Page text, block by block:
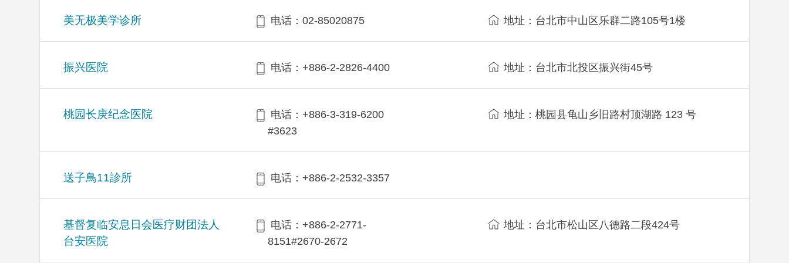
美无极美学诊所 电话：02-85020875 地址：台北市中山区乐群二路105号1楼
振兴医院 电话：+886-2-2826-4400 地址：台北市北投区振兴街45号
桃园长庚纪念医院
电话：+886-3-319-6200
#3623
地址：桃园县龟山乡旧路村顶湖路 123 号
送子鳥11診所 电话：+886-2-2532-3357
基督复临安息日会医疗财团法人
台安医院
电话：+886-2-2771-
8151#2670-2672
地址：台北市松山区八德路二段424号